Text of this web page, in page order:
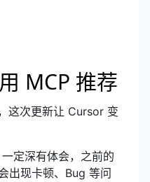
MCP 推荐
这次更新让 Cursor 变
定深有体会，之前的
出现卡顿、Bug 等问